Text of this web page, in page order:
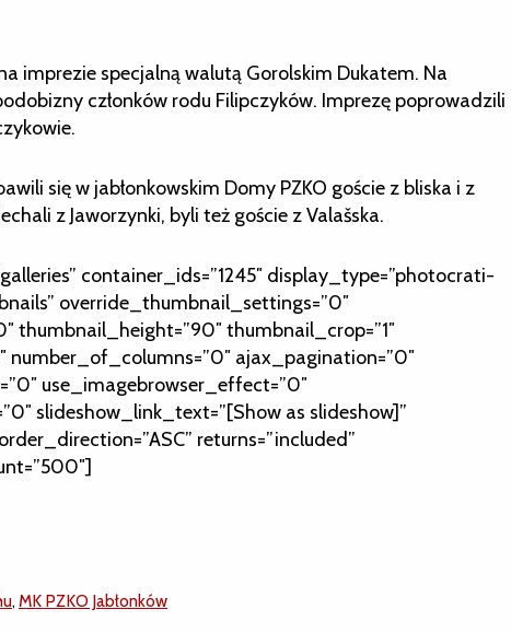
imprezie specjalną walutą Gorolskim Dukatem. Na
członków rodu Filipczyków. Imprezę poprowadzili
się w jabłonkowskim Domy PZKO goście z bliska i z
z Jaworzynki, byli też goście z Valašska.
container_ids=”1245″ display_type=”photocrati-
override_thumbnail_settings=”0″
thumbnail_height=”90″ thumbnail_crop=”1″
number_of_columns=”0″ ajax_pagination=”0″
use_imagebrowser_effect=”0″
slideshow_link_text=”[Show as slideshow]”
returns=”included”
,MK PZKO Jabłonków